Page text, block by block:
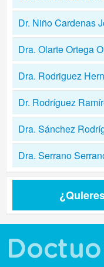
Dr. Niño Cardenas
Dra. Olarte Ortega
Dra. Rodriguez
Dr. Rodríguez
Dra. Sánchez
Dra. Serrano